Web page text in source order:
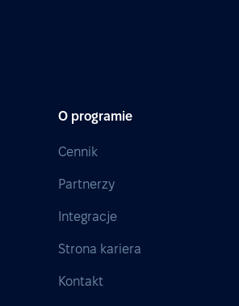
O programie
Cennik
Partnerzy
Integracje
Strona kariera
Kontakt